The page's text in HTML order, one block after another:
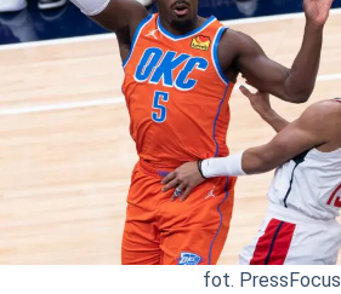
fot. PressFocus